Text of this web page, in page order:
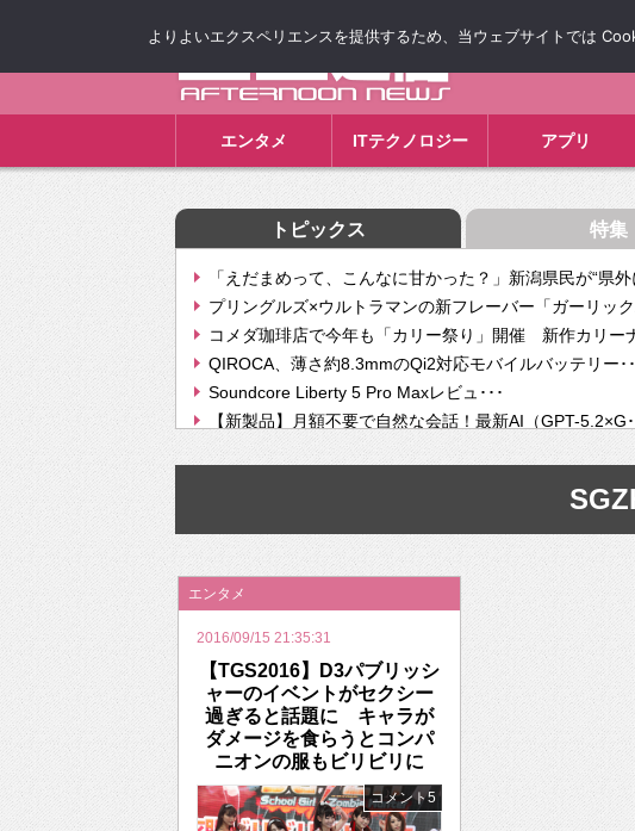
エンタメ ITテクノロジー アプリ
トピックス 特集
「えだまめって、こんなに甘かった？」新潟県民が“県外
プリングルズ×ウルトラマンの新フレーバー「ガーリッ
コメダ珈琲店で今年も「カリー祭り」開催 新作カリー
QIROCA、薄さ約8.3mmのQi2対応モバイルバッテリー･
Soundcore Liberty 5 Pro Maxレビュ･･･
【新製品】月額不要で自然な会話！最新AI（GPT-5.2×G･
【次世代の没入感と生産性】VITURE Luma Ultra･･･
挫折率8割の壁をAIで突破。ジャストシステム、”自分が今
2026年のバレンタインは「自分で作って、想いを渡す」
エンタメ
2016/09/15 21:35:31
【TGS2016】D3パブリッシ
ャーのイベントがセクシー
過ぎると話題に キャラが
ダメージを食らうとコンパ
ニオンの服もビリビリに
コメント5
よりよいエクスペリエンスを提供するため、当ウェブサイトでは